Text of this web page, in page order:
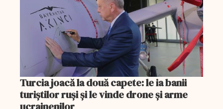
Turcia joacă la două capete: le ia banii
turiştilor ruşi şi le vinde drone şi arme